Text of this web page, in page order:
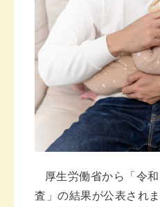
厚生労働省から「令
査」の結果が公表され